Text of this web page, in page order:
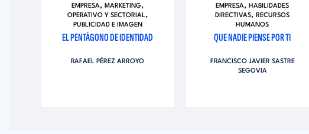
EMPRESA,MARKETING,
OPERATIVO Y SECTORIAL,
PUBLICIDAD E IMAGEN
EL PENTÁGONO DE IDENTIDAD
RAFAEL PÉREZ ARROYO
EMPRESA,HABILIDADES
DIRECTIVAS,RECURSOS
HUMANOS
QUE NADIE PIENSE POR TI
FRANCISCO JAVIER SASTRE
SEGOVIA